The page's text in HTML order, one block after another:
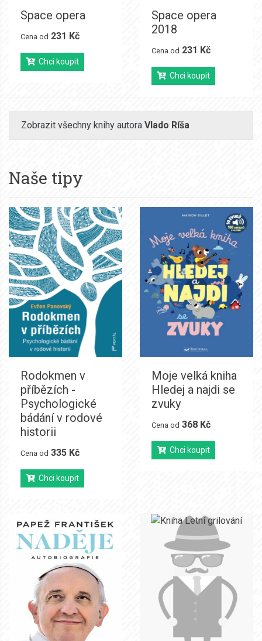
Space opera
Cena od 231 Kč
Chci koupit
Space opera
2018
Cena od 231 Kč
Chci koupit
Zobrazit všechny knihy autora Vlado Ríša
Naše tipy
Rodokmen v
příbězích -
Psychologické
bádání v rodové
historii
Cena od 335 Kč
Chci koupit
Moje velká kniha
Hledej a najdi se
zvuky
Cena od 368 Kč
Chci koupit